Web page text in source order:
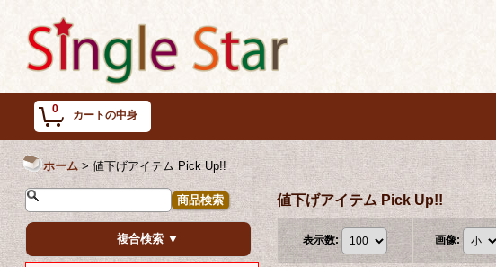
0 カートの中身
ホーム > 値下げアイテム Pick Up!!
複合検索 ▼
値下げアイテム Pick Up!!
表示数: 画像: